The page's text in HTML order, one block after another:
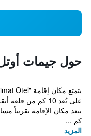
حول جيمات
كم ...
المزيد